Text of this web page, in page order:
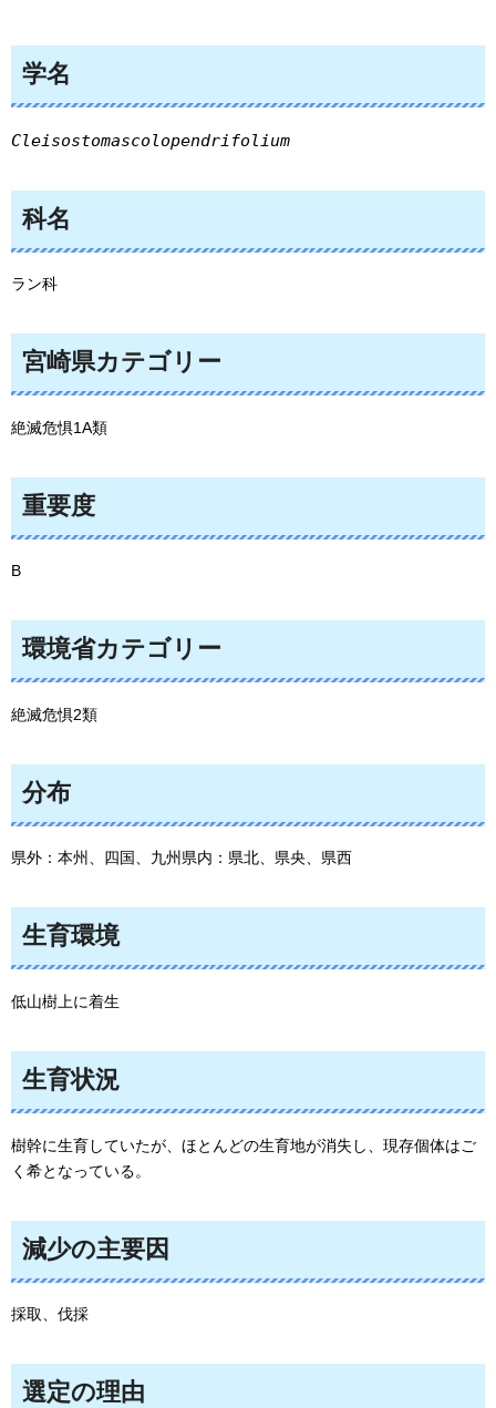
学名
Cleisostomascolopendrifolium
科名
ラン科
宮崎県カテゴリー
絶滅危惧1A類
重要度
B
環境省カテゴリー
絶滅危惧2類
分布
県外：本州、四国、九州県内：県北、県央、県西
生育環境
低山樹上に着生
生育状況
樹幹に生育していたが、ほとんどの生育地が消失し、現存個体はご
く希となっている。
減少の主要因
採取、伐採
選定の理由